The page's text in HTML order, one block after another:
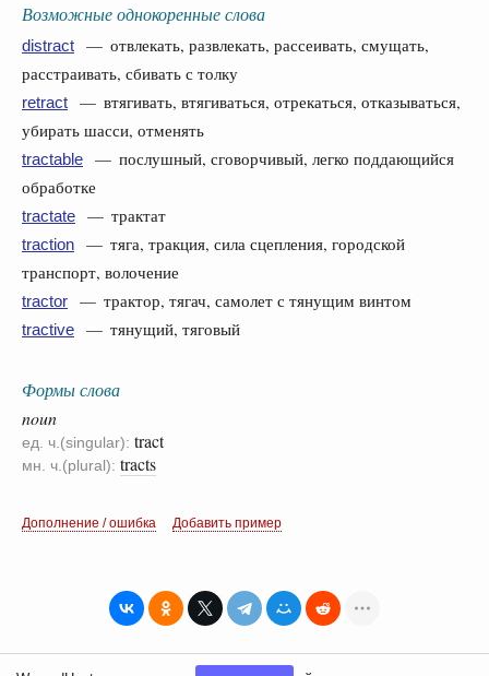
Возможные однокоренные слова
distract
— отвлекать, развлекать, рассеивать, смущать,
расстраивать, сбивать с толку
retract
— втягивать, втягиваться, отрекаться, отказываться,
убирать шасси, отменять
tractable
— послушный, сговорчивый, легко поддающийся
обработке
tractate — трактат
traction
— тяга, тракция, сила сцепления, городской
транспорт, волочение
tractor — трактор, тягач, самолет с тянущим винтом
tractive — тянущий, тяговый
Формы слова
noun
ед. ч.(singular): tract
мн. ч.(plural): tracts
Дополнение / ошибка Добавить пример